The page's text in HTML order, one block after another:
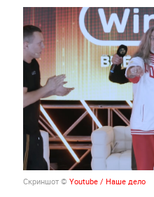
Скриншот © Youtube / Наше дело